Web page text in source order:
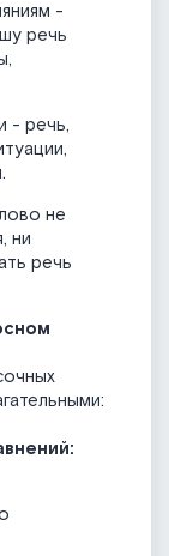
-
речь
- речь,
не
ни
речь